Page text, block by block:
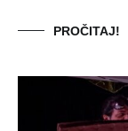
PROČITAJ!